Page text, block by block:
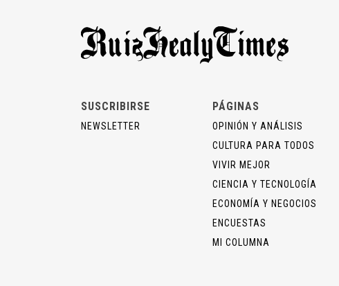
SUSCRIBIRSE
NEWSLETTER
PÁGINAS
OPINIÓN Y ANÁLISIS
CULTURA PARA TODOS
VIVIR MEJOR
CIENCIA Y TECNOLOGÍA
ECONOMÍA Y NEGOCIOS
ENCUESTAS
MI COLUMNA